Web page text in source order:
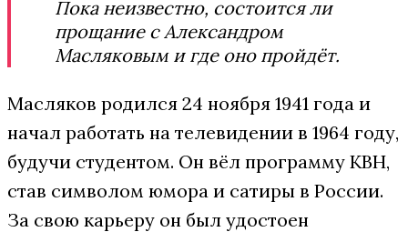
Пока неизвестно, состоится ли
прощание с Александром
Масляковым и где оно пройдёт.
Масляков родился 24 ноября 1941 года и
начал работать на телевидении в 1964 году,
будучи студентом. Он вёл программу КВН,
став символом юмора и сатиры в России.
За свою карьеру он был удостоен